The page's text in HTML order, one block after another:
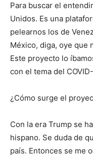
Para buscar el
Unidos. Es una
pelearnos los de
México, diga, oye que
Este proyecto lo
con el tema del
¿Cómo surge el
Con la era Trump se
hispano. Se duda de
país. Entonces se me